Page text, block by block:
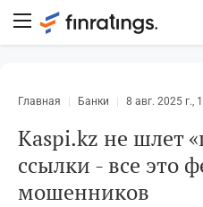
Главная Банки 8 авг. 2025 г.,
Kaspi.kz не шлет
ссылки - все это
мошенников